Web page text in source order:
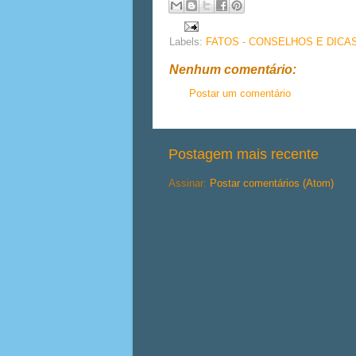
Labels: FATOS - CONSELHOS E
Nenhum comentário:
Postar um comentário
Postagem mais recente
Assinar: Postar comentários (Atom)